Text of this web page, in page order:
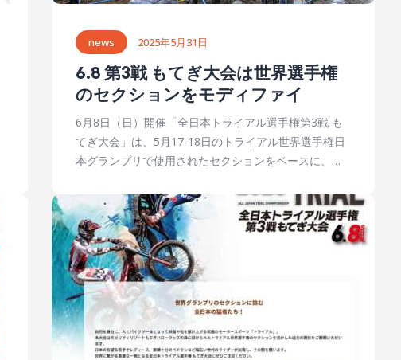
news 2025年5月31日
6.8 第3戦 もてぎ大会は世界選手権
のセクションをモディファイ
6月8日（日）開催「全日本トライアル選手権第3戦 も
てぎ大会」は、5月17-18日のトライアル世界選手権日
本グランプリで使用されたセクションをベースに、全
ション配置も世界選手権とほぼ同一ということだ。先
日の日本グランプリでは新規開拓のセクションが設置
されていたので、新セクションは全日本でも使われる
可能性もある。もてぎのトライアルは世界選手権と全
日本と共に進化しているようだ。 観戦しやすい全日本
トライアル選手権 今年のセクションマップはまだ発表
されていないが、公開されたらあらためてお知らせし
たいと思います（昨年は開催日のちょっと前にセクシ
ョンマップが公開された） 日本グランプリではハロー